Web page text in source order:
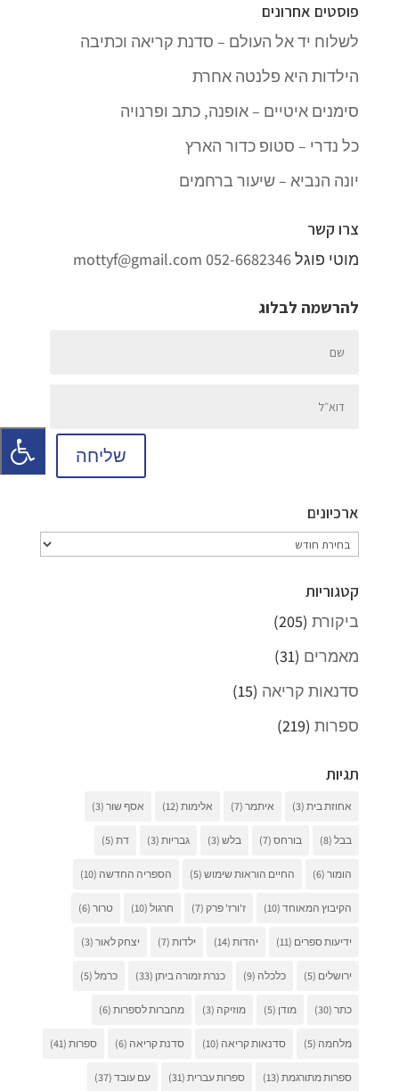
פוסטים אחרונים
לשלוח יד אל העולם – סדנת קריאה וכתיבה
הילדות היא פלנטה אחרת
סימנים איטיים – אופנה, כתב ופרנויה
כל נדרי – סטופ כדור הארץ
יונה הנביא – שיעור ברחמים
צרו קשר
מוטי פוגל052-6682346
mottyf@gmail.com
להרשמה לבלוג
שליחה
ארכיונים
ארכיונים
קטגוריות
ביקורת(205)
מאמרים (31)
סדנאות קריאה (15)
ספרות(219)
תגיות
אחוזת בית(3) איתמר(7) אלימות(12) אסף שור(3)
בבל(8) בורחס(7) בלש(3) גבריות(3) דת(5)
הומור(6) החיים הוראות שימוש(5) הספריה החדשה (10)
הקיבוץ המאוחד(10) ז'ורז' פרק(7) חרגול(10) טרור(6)
ידיעות ספרים (11) יהדות(14) ילדות(7) יצחק לאור(3)
ירושלים (5) כלכלה (9) כנרת זמורה ביתן (33) כרמל(5)
כתר(30) מודן (5) מוזיקה (3) מחברות לספרות(6)
מלחמה (5) סדנאות קריאה (10) סדנת קריאה (6) ספרות(41)
ספרות מתורגמת(13) ספרות עברית(31) עם עובד(37)